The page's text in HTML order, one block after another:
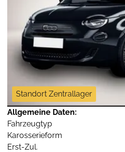
Standort Zentrallager
Allgemeine Daten:
Fahrzeugtyp
Karosserieform
Erst-Zul.